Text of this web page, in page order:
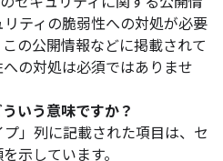
ティの脆弱性への対処が必要
の公開情報などに掲載されて
の対処は必須ではありませ
いう意味ですか？
」 列に記載された項目は、セ
示しています。